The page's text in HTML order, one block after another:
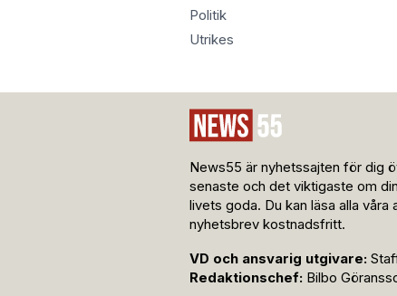
Politik
Utrikes
News55 är nyhetssajten för dig
senaste och det viktigaste om
livets goda. Du kan läsa alla
nyhetsbrev kostnadsfritt.
VD och ansvarig utgivare:
Redaktionschef: Bilbo